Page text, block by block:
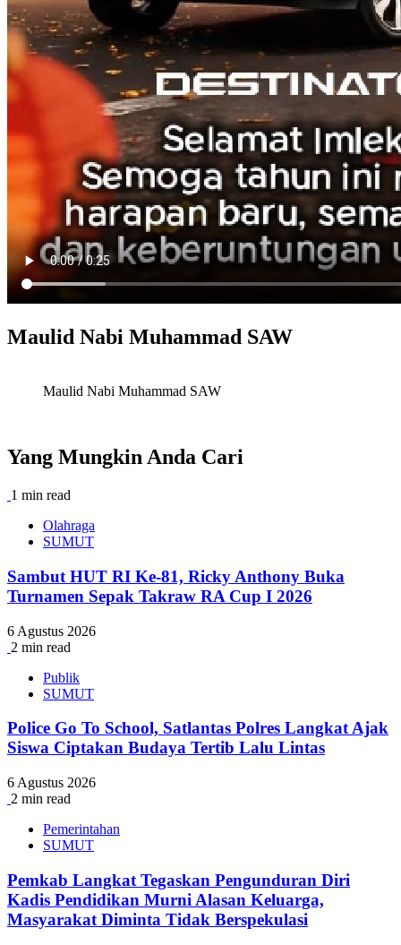
Maulid Nabi Muhammad SAW
Maulid Nabi Muhammad SAW
Yang Mungkin Anda Cari
1 min read
Olahraga
SUMUT
Sambut HUT RI Ke-81, Ricky Anthony Buka
Turnamen Sepak Takraw RA Cup I 2026
6 Agustus 2026
2 min read
Publik
SUMUT
Police Go To School, Satlantas Polres Langkat Ajak
Siswa Ciptakan Budaya Tertib Lalu Lintas
6 Agustus 2026
2 min read
Pemerintahan
SUMUT
Pemkab Langkat Tegaskan Pengunduran Diri
Kadis Pendidikan Murni Alasan Keluarga,
Masyarakat Diminta Tidak Berspekulasi